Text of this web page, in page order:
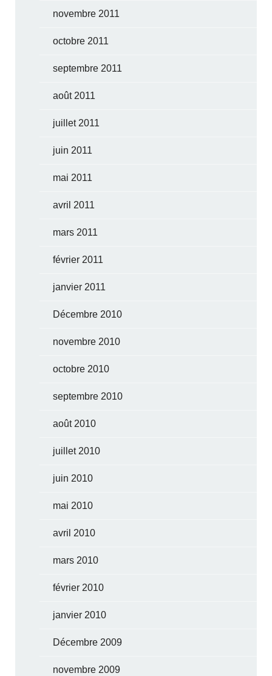
novembre 2011
octobre 2011
septembre 2011
août 2011
juillet 2011
juin 2011
mai 2011
avril 2011
mars 2011
février 2011
janvier 2011
Décembre 2010
novembre 2010
octobre 2010
septembre 2010
août 2010
juillet 2010
juin 2010
mai 2010
avril 2010
mars 2010
février 2010
janvier 2010
Décembre 2009
novembre 2009